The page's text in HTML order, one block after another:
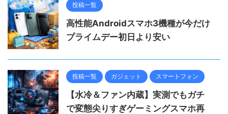
投稿一覧
高性能Androidスマホ3機種が今だけ
プライムデー初日より安い
投稿一覧 ガジェット スマートフォン
【水冷＆ファン内蔵】実測でもガチ
で変態尖りすぎゲーミングスマホ再